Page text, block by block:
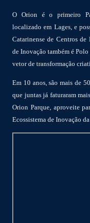
O Orion é o primeiro
localizado em Lages, e
Catarinense de Centros
de Inovação também é
vetor de transformação
Em 10 anos, são mais de
que juntas já faturaram
Orion Parque, aproveite
Ecossistema de Inovação